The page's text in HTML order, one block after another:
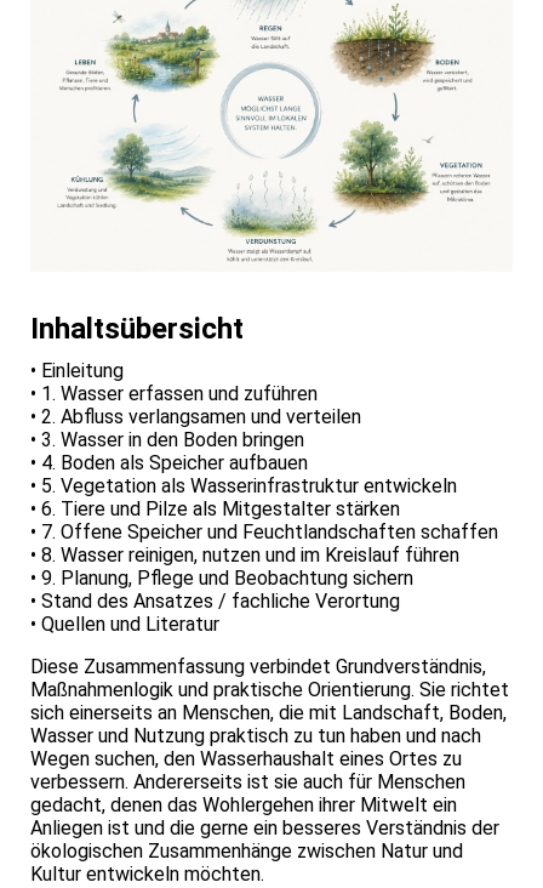
Inhaltsübersicht
• Einleitung
• 1. Wasser erfassen und zuführen
• 2. Abfluss verlangsamen und verteilen
• 3. Wasser in den Boden bringen
• 4. Boden als Speicher aufbauen
• 5. Vegetation als Wasserinfrastruktur entwickeln
• 6. Tiere und Pilze als Mitgestalter stärken
• 7. Offene Speicher und Feuchtlandschaften schaffen
• 8. Wasser reinigen, nutzen und im Kreislauf führen
• 9. Planung, Pflege und Beobachtung sichern
• Stand des Ansatzes / fachliche Verortung
• Quellen und Literatur
Diese Zusammenfassung verbindet Grundverständnis,
Maßnahmenlogik und praktische Orientierung. Sie richtet
sich einerseits an Menschen, die mit Landschaft, Boden,
Wasser und Nutzung praktisch zu tun haben und nach
Wegen suchen, den Wasserhaushalt eines Ortes zu
verbessern. Andererseits ist sie auch für Menschen
gedacht, denen das Wohlergehen ihrer Mitwelt ein
Anliegen ist und die gerne ein besseres Verständnis der
ökologischen Zusammenhänge zwischen Natur und
Kultur entwickeln möchten.